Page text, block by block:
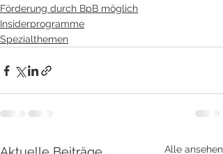
Förderung durch BpB möglich
Insiderprogramme
Spezialthemen
Alle ansehen